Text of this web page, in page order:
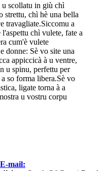
u scollatu in giù chì
strettu, chì hè una bella
travagliate.Siccomu a
chì vulete, fate a
cum'è vulete
donne: Sè vo site una
appiccicà à u ventre,
u spinu, perfettu per
so forma libera.Sè vo
ligate torna à a
u vostru corpu
E-mail: